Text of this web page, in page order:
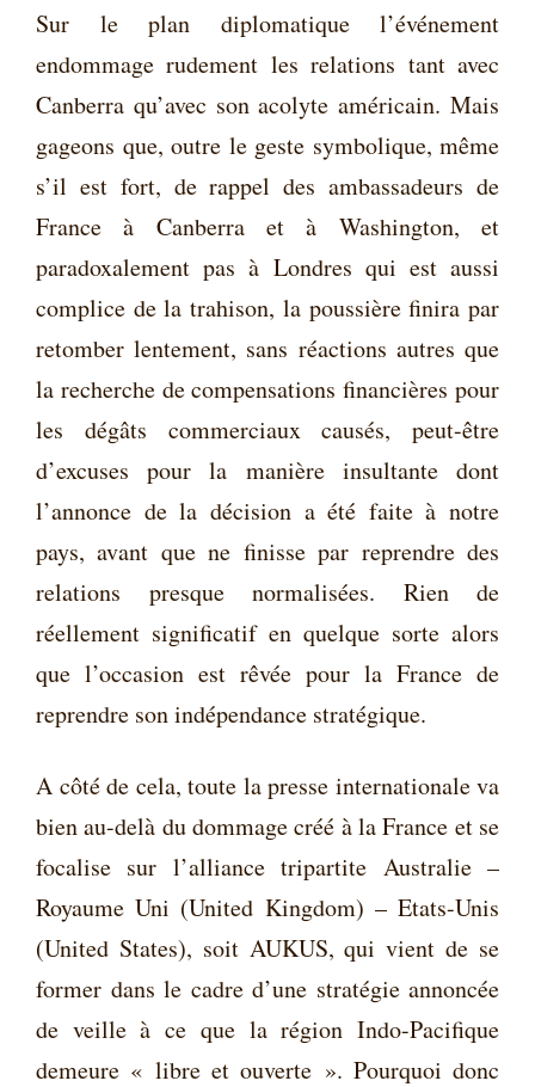
Sur le plan diplomatique l’événement
endommage rudement les relations tant avec
Canberra qu’avec son acolyte américain. Mais
gageons que, outre le geste symbolique, même
s’il est fort, de rappel des ambassadeurs de
France à Canberra et à Washington, et
paradoxalement pas à Londres qui est aussi
complice de la trahison, la poussière finira par
retomber lentement, sans réactions autres que
la recherche de compensations financières pour
les dégâts commerciaux causés, peut-être
d’excuses pour la manière insultante dont
l’annonce de la décision a été faite à notre
pays, avant que ne finisse par reprendre des
relations presque normalisées. Rien de
réellement significatif en quelque sorte alors
que l’occasion est rêvée pour la France de
reprendre son indépendance stratégique.
A côté de cela, toute la presse internationale va
bien au-delà du dommage créé à la France et se
focalise sur l’alliance tripartite Australie –
Royaume Uni (United Kingdom) – Etats-Unis
(United States), soit AUKUS, qui vient de se
former dans le cadre d’une stratégie annoncée
de veille à ce que la région Indo-Pacifique
demeure « libre et ouverte ». Pourquoi donc